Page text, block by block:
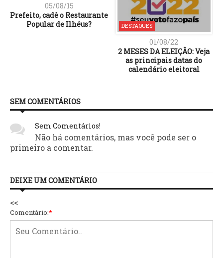
05/08/15
Prefeito, cadê o Restaurante
Popular de Ilhéus?
DESTAQUES
01/08/22
2 MESES DA ELEIÇÃO: Veja
as principais datas do
calendário eleitoral
SEM COMENTÁRIOS
Sem Comentários!
Não há comentários, mas você pode ser o
primeiro a comentar.
DEIXE UM COMENTÁRIO
<<
Comentário:*